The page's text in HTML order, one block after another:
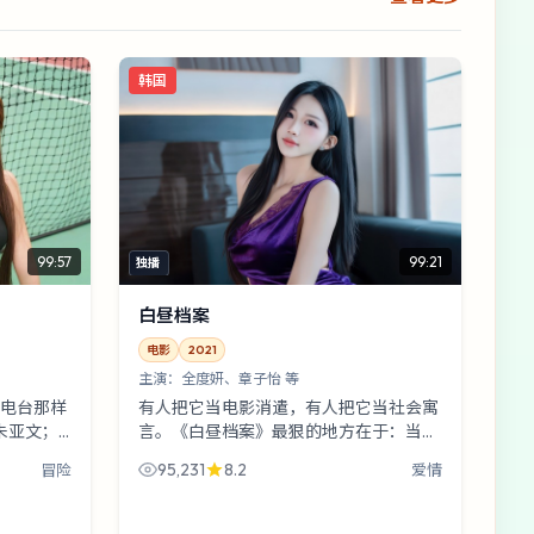
99:57
台那样
文；
夜档冒险
韩国
独播 99:21
白昼档案
电影 2021
主演： 全度妍、章子怡 等
有人把它当电影消遣，有人把它当社会寓
言。《白昼档案》最狠的地方在于：当城
妍与章子怡的对手戏像刀背蹭过皮肤。
95,231 8.2 爱情